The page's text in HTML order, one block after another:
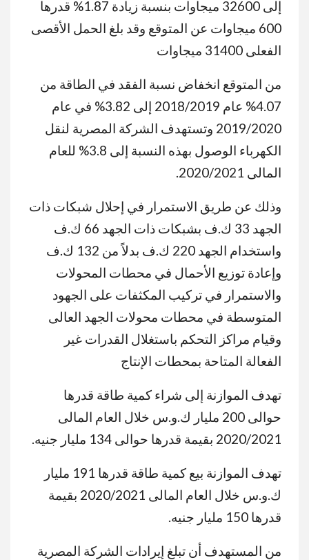
إلى 32600 ميجاوات بنسبة زيادة 1.87% قدرها
600 ميجاوات عن المتوقع وقد بلغ الحمل الأقصى
الفعلى 31400 ميجاوات
من المتوقع انخفاض نسبة الفقد في الطاقة من
4.07% عام 2018/2019 إلى 3.82% في عام
2019/2020 وتستهدف الشركة المصرية لنقل
الكهرباء الوصول بهذه النسبة إلى 3.8% للعام
المالى 2020/2021.
وذلك عن طريق الاستمرار في إحلال شبكات ذات
الجهد 33 ك.ف بشبكات ذات الجهد 66 ك.ف
واستخدام الجهد 220 ك.ف بدلاً من 132 ك.ف
وإعادة توزيع الأحمال في محطات المحولات
والاستمرار في تركيب المكثفات على الجهود
المتوسطة في محطات محولات الجهد العالى
وقيام مراكز التحكم باستغلال القدرات غير
الفعالة المتاحة بمحطات الإنتاج
تهدف الموازنة إلى شراء كمية طاقة قدرها
حوالى 200 مليار ك.و.س خلال العام المالى
2020/2021 بقيمة قدرها حوالى 134 مليار جنيه.
تهدف الموازنة بيع كمية طاقة قدرها 191 مليار
ك.و.س خلال العام المالى 2020/2021 بقيمة
قدرها 150 مليار جنيه.
من المستهدف أن تبلغ إيرادات الشركة المصرية